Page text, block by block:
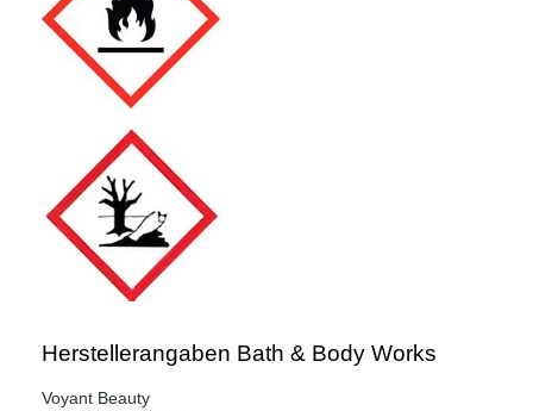
Herstellerangaben Bath & Body Works
Voyant Beauty